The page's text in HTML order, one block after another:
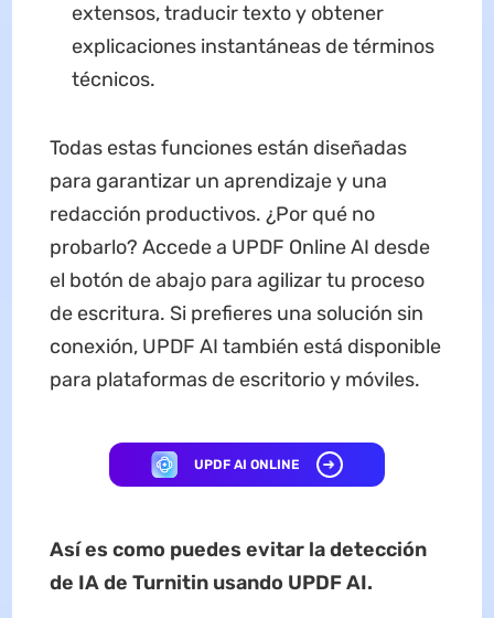
extensos, traducir texto y obtener
explicaciones instantáneas de términos
técnicos.
Todas estas funciones están diseñadas
para garantizar un aprendizaje y una
redacción productivos. ¿Por qué no
probarlo? Accede a UPDF Online AI desde
el botón de abajo para agilizar tu proceso
de escritura. Si prefieres una solución sin
conexión, UPDF AI también está disponible
para plataformas de escritorio y móviles.
UPDF AI ONLINE
Así es como puedes evitar la detección
de IA de Turnitin usando UPDF AI.